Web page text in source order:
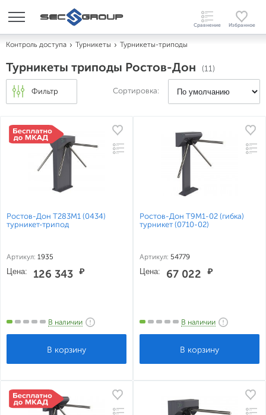
Контроль доступа Турникеты Турникеты-триподы
Турникеты триподы Ростов-Дон (11)
Фильтр Сортировка:
Ростов-Дон Т283М1 (0434)
турникет-трипод
Артикул: 1935
Цена: 126 343 ₽
В наличии
Ростов-Дон Т9М1-02 (гибка)
турникет (0710-02)
Артикул: 54779
Цена: 67 022 ₽
В наличии